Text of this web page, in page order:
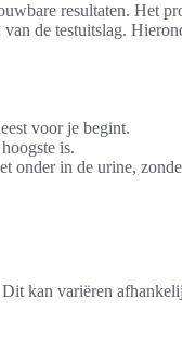
resultaten. Het
de testuitslag.
voor je begint.
is.
onder in de urine,
kan variëren